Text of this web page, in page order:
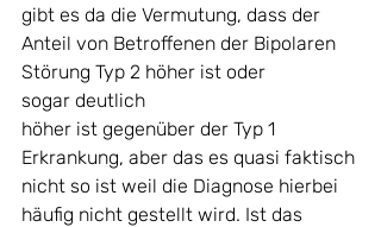
gibt es da die Vermutung, dass der
Anteil von Betroffenen der Bipolaren
Störung Typ 2 höher ist oder
sogar deutlich
höher ist gegenüber der Typ 1
Erkrankung, aber das es quasi faktisch
nicht so ist weil die Diagnose hierbei
häufig nicht gestellt wird. Ist das